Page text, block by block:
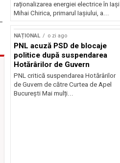
raționalizarea energiei electrice în Iași
Mihai Chirica, primarul Iașiului, a...
NAȚIONAL o zi ago
PNL acuză PSD de blocaje
politice după suspendarea
Hotărârilor de Guvern
PNL critică suspendarea Hotărârilor
de Guvern de către Curtea de Apel
București Mai mulți...